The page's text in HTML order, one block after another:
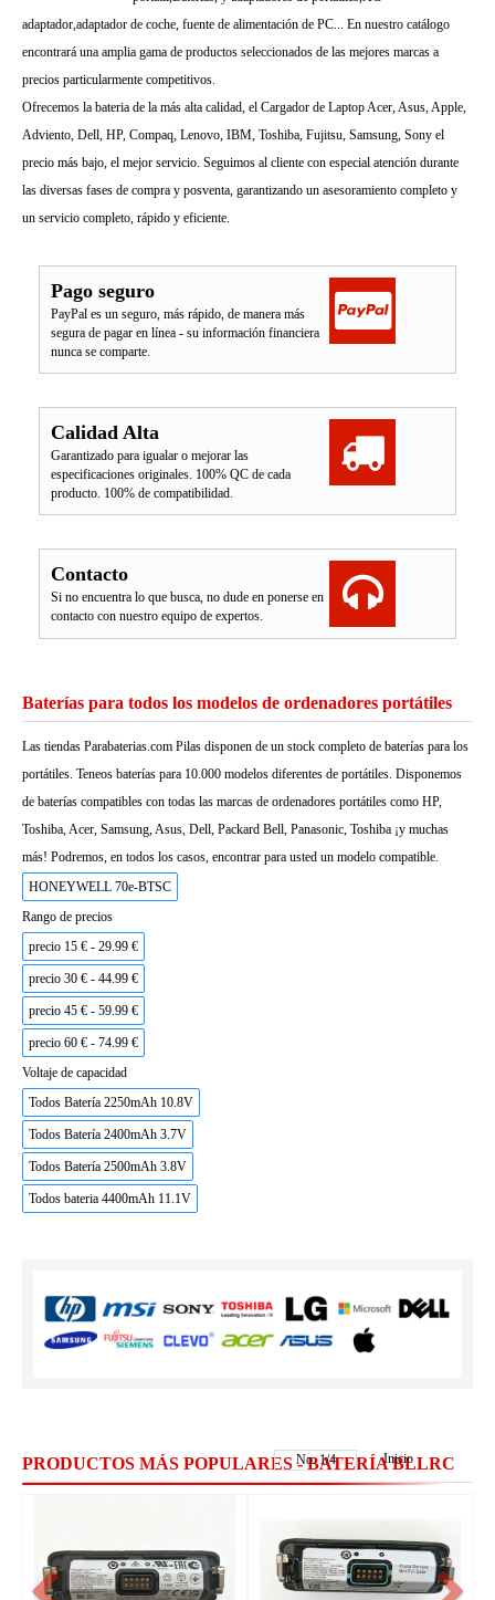
adaptador,adaptador de coche, fuente de alimentación de PC... En nuestro catálogo
encontrará una amplia gama de productos seleccionados de las mejores marcas a
precios particularmente competitivos.
Ofrecemos la bateria de la más alta calidad, el Cargador de Laptop Acer, Asus, Apple,
Adviento, Dell, HP, Compaq, Lenovo, IBM, Toshiba, Fujitsu, Samsung, Sony el
precio más bajo, el mejor servicio. Seguimos al cliente con especial atención durante
las diversas fases de compra y posventa, garantizando un asesoramiento completo y
un servicio completo, rápido y eficiente.
Pago seguro
PayPal es un seguro, más rápido, de manera más
segura de pagar en línea - su información financiera
nunca se comparte.
Calidad Alta
Garantizado para igualar o mejorar las
especificaciones originales. 100% QC de cada
producto. 100% de compatibilidad.
Contacto
Si no encuentra lo que busca, no dude en ponerse en
contacto con nuestro equipo de expertos.
Baterías para todos los modelos de ordenadores portátiles
Las tiendas Parabaterias.com Pilas disponen de un stock completo de baterías para los
portátiles. Teneos baterías para 10.000 modelos diferentes de portátiles. Disponemos
de baterías compatibles con todas las marcas de ordenadores portátiles como HP,
Toshiba, Acer, Samsung, Asus, Dell, Packard Bell, Panasonic, Toshiba ¡y muchas
más! Podremos, en todos los casos, encontrar para usted un modelo compatible.
HONEYWELL 70e-BTSC
Rango de precios
precio 15 € - 29.99 €
precio 30 € - 44.99 €
precio 45 € - 59.99 €
precio 60 € - 74.99 €
Voltaje de capacidad
Todos Batería 2250mAh 10.8V
Todos Batería 2400mAh 3.7V
Todos Batería 2500mAh 3.8V
Todos bateria 4400mAh 11.1V
PRODUCTOS MÁS POPULARES - BATERÍA BLLRC
No.1/4 Inicio